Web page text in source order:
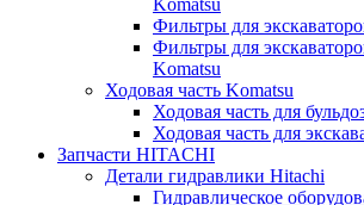
Komatsu
Фильтры для
Фильтры для
Komatsu
Ходовая часть Komatsu
Ходовая часть для
Ходовая часть для
Запчасти HITACHI
Детали гидравлики Hitachi
Гидравлическое